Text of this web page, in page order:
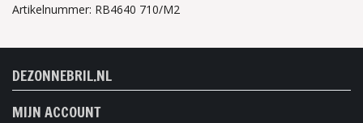
Artikelnummer: RB4640 710/M2
DEZONNEBRIL.NL
MIJN ACCOUNT